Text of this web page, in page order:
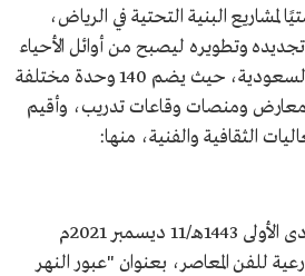
البنية التحتية في الرياض،
وتطويره ليصبح من أوائل الأحياء
الثقافية الداعمة للفن في السعودية، حيث يضم 140 وحدة مختلفة
ومنصات وقاعات تدريب، وأقيم
الثقافية والفنية، منها:
شهد حي جاكس في 7 جمادى الأولى 1443هـ/11 ديسمبر 2021م
للفن المعاصر، بعنوان "عبور النهر